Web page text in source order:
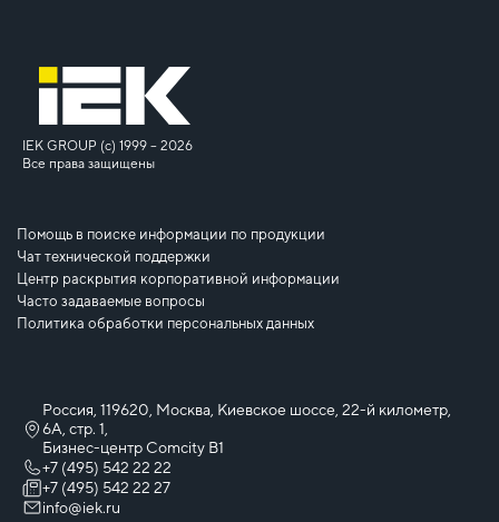
IEK GROUP (c) 1999 – 2026
Все права защищены
Помощь в поиске информации по продукции
Чат технической поддержки
Центр раскрытия корпоративной информации
Часто задаваемые вопросы
Политика обработки персональных данных
Россия, 119620, Москва, Киевское шоссе, 22-й километр,
6А, стр. 1,
Бизнес-центр Comcity B1
+7 (495) 542 22 22
+7 (495) 542 22 27
info@iek.ru